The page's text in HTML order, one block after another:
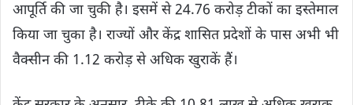
आपूर्ति की जा चुकी है। इसमें से 24.76 करोड़ टीकों का इस्तेमाल
किया जा चुका है। राज्यों और केंद्र शासित प्रदेशों के पास अभी भी
वैक्सीन की 1.12 करोड़ से अधिक खुराकें हैं।